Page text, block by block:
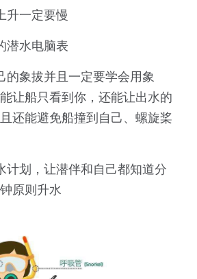
升一定要慢
潜水电脑表
的象拔并且一定要学会用象
让船只看到你，还能让出水的
还能避免船撞到自己、螺旋桨
计划，让潜伴和自己都知道分
原则升水